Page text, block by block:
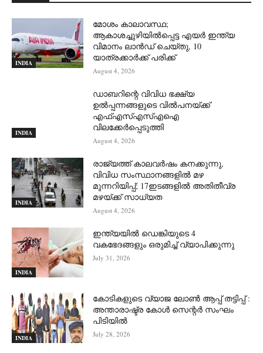
INDIA
മോശം കാലാവസ്ഥ;
ആകാശച്ചുഴിയില്‍പ്പെട്ട എയര്‍ ഇന്ത്യ
വിമാനം ലാന്‍ഡ് ചെയ്തു, 10
യാത്രക്കാര്‍ക്ക് പരിക്ക്
August 4, 2026
INDIA
ഡാബറിന്റെ വിവിധ ഭക്ഷ്യ
ഉൽപ്പന്നങ്ങളുടെ വിൽപനയ്ക്ക്
എഫ്എസ്എസ്എഐ
വിലക്കേർപ്പെടുത്തി
August 4, 2026
INDIA
രാജ്യത്ത് കാലവർഷം കനക്കുന്നു,
വിവിധ സംസ്ഥാനങ്ങളിൽ മഴ
മുന്നറിയിപ്പ്; 17ഇടങ്ങളിൽ അതിതീവ്ര
മഴയ്ക്ക് സാധ്യത
August 4, 2026
INDIA
ഇന്ത്യയിൽ ഡെങ്കിയുടെ 4
വകഭേദങ്ങളും ഒരുമിച്ച് വ്യാപിക്കുന്നു
July 31, 2026
INDIA
കോടികളുടെ വ്യാജ ലോൺ ആപ്പ് തട്ടിപ്പ് :
അന്താരാഷ്ട്ര കോൾ സെന്റർ സംഘം
പിടിയില്‍
July 28, 2026